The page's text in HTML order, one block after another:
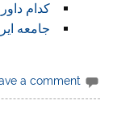
کدام
جامعه
a comment